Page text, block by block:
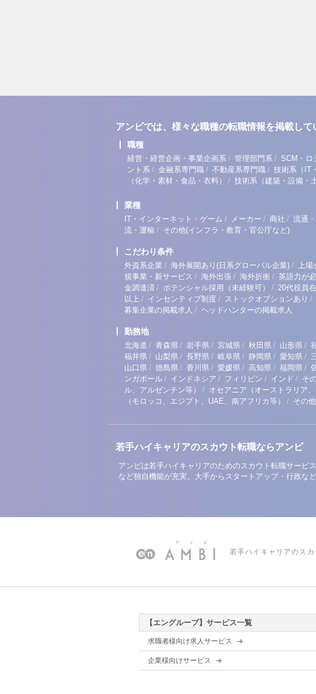
アンビでは、様々な職種の転職情報を掲載して
職種
経営・経営企画・事業企画系 / 管理部門系 / SCM・ロ
ント系 / 金融系専門職 / 不動産系専門職 / 技術系（IT
（化学・素材・食品・衣料）
/ 技術系（建築・設備・
業種
IT・インターネット・ゲーム / メーカー / 商社 / 流通
流・運輸 / その他(インフラ・教育・官公庁など)
こだわり条件
外資系企業 / 海外展開あり(日系グローバル企業) / 上
規事業・新サービス / 海外出張 / 海外折衝 / 英語力が
金調達済 / ポテンシャル採用（未経験可） / 20代役員
以上 / インセンティブ制度 / ストックオプションあり /
募集企業の掲載求人 / ヘッドハンターの掲載求人
勤務地
北海道 / 青森県 / 岩手県 / 宮城県 / 秋田県 / 山形県 /
福井県 / 山梨県 / 長野県 / 岐阜県 / 静岡県 / 愛知県 /
山口県 / 徳島県 / 香川県 / 愛媛県 / 高知県 / 福岡県 /
ンガポール / インドネシア / フィリピン / インド / そ
ル、アルゼンチン等）
/ オセアニア（オーストラリア
（モロッコ、エジプト、UAE、南アフリカ等）
/ その
若手ハイキャリアのスカウト転職ならアンビ
アンビは若手ハイキャリアのためのスカウト転職サービ
など独自機能が充実。大手からスタートアップ・行政な
若手ハイキャリアのスカ
【エングループ】サービス一覧
求職者様向け求人サービス
企業様向けサービス